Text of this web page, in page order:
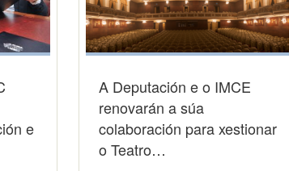
e
A Deputación e o IMCE
renovarán a súa
colaboración para xestionar
o Teatro…